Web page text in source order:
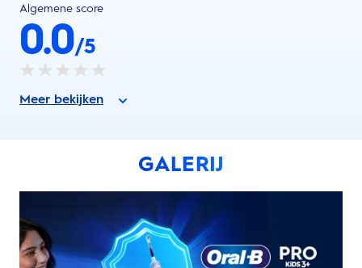
Algemene score
0.0/5
Meer bekijken
GALERIJ